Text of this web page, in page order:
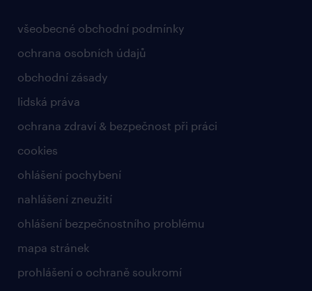
všeobecné obchodní podmínky
ochrana osobních údajů
obchodní zásady
lidská práva
ochrana zdraví & bezpečnost při práci
cookies
ohlášení pochybení
nahlášení zneužití
ohlášení bezpečnostního problému
mapa stránek
prohlášení o ochraně soukromí